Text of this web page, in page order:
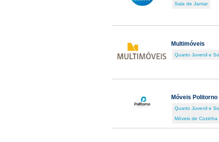
Sala de Jantar
Multimóveis
Quarto Juvenil e
Móveis Politorno
Quarto Juvenil e
Móveis de Cozinha